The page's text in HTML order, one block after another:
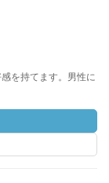
を持てます。男性に